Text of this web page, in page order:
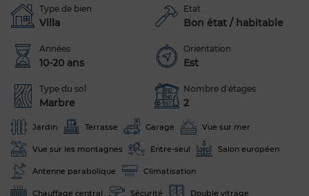
Type de bien
Villa
Etat
Bon état / habitable
Années
10-20 ans
Orientation
Est
Type du sol
Marbre
Nombre d'étages
2
Jardin Terrasse Garage Vue sur mer
Vue sur les montagnes Entre-seul Salon européen
Antenne parabolique Climatisation
Chauffage central Sécurité Double vitrage